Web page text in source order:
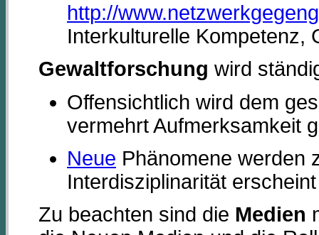
http://
Interkulturelle Kompetenz,
Gewaltforschung wird
Offensichtlich wird dem
vermehrt Aufmerksamkeit
Neue Phänomene werden
Interdisziplinarität
Zu beachten sind die Medien